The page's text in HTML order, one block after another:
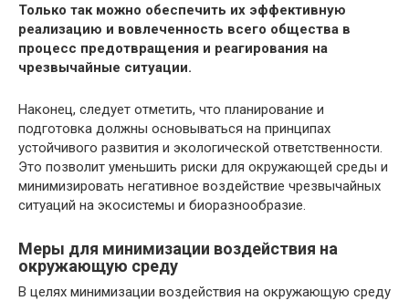
Только так можно обеспечить их эффективную
реализацию и вовлеченность всего общества в
процесс предотвращения и реагирования на
чрезвычайные ситуации.
Наконец, следует отметить, что планирование и
подготовка должны основываться на принципах
устойчивого развития и экологической ответственности.
Это позволит уменьшить риски для окружающей среды и
минимизировать негативное воздействие чрезвычайных
ситуаций на экосистемы и биоразнообразие.
Меры для минимизации воздействия на
окружающую среду
В целях минимизации воздействия на окружающую среду